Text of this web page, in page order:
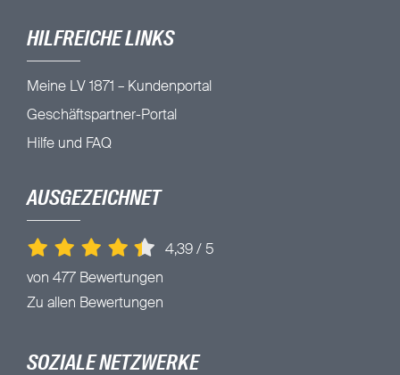
HILFREICHE LINKS
Meine LV 1871 – Kundenportal
Geschäftspartner-Portal
Hilfe und FAQ
AUSGEZEICHNET
4,39/ 5
von 477 Bewertungen
Zu allen Bewertungen
SOZIALE NETZWERKE